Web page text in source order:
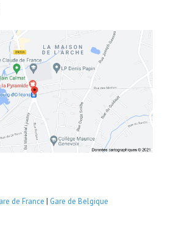
de France | Gare de Belgique